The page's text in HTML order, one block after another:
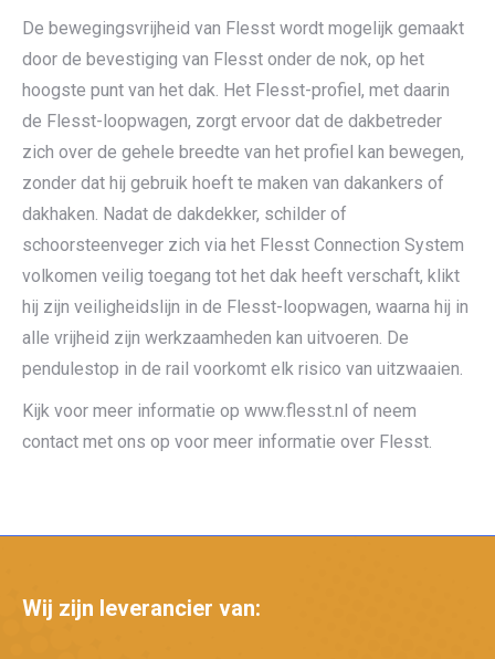
De bewegingsvrijheid van Flesst wordt mogelijk gemaakt
door de bevestiging van Flesst onder de nok, op het
hoogste punt van het dak. Het Flesst-profiel, met daarin
de Flesst-loopwagen, zorgt ervoor dat de dakbetreder
zich over de gehele breedte van het profiel kan bewegen,
zonder dat hij gebruik hoeft te maken van dakankers of
dakhaken. Nadat de dakdekker, schilder of
schoorsteenveger zich via het Flesst Connection System
volkomen veilig toegang tot het dak heeft verschaft, klikt
hij zijn veiligheidslijn in de Flesst-loopwagen, waarna hij in
alle vrijheid zijn werkzaamheden kan uitvoeren. De
pendulestop in de rail voorkomt elk risico van uitzwaaien.
Kijk voor meer informatie op www.flesst.nl of neem
contact met ons op voor meer informatie over Flesst.
Wij zijn leverancier van: